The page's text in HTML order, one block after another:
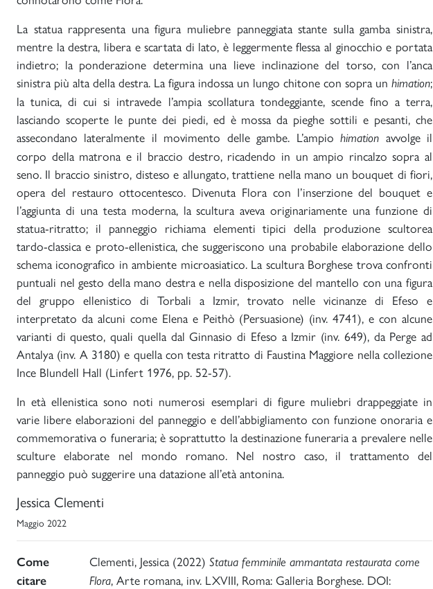
La statua rappresenta una figura muliebre panneggiata stante sulla gamba sinistra,
mentre la destra, libera e scartata di lato, è leggermente flessa al ginocchio e portata
indietro; la ponderazione determina una lieve inclinazione del torso, con l’anca
sinistra più alta della destra. La figura indossa un lungo chitone con sopra un himation;
la tunica, di cui si intravede l’ampia scollatura tondeggiante, scende fino a terra,
lasciando scoperte le punte dei piedi, ed è mossa da pieghe sottili e pesanti, che
assecondano lateralmente il movimento delle gambe. L’ampiohimation avvolge il
corpo della matrona e il braccio destro, ricadendo in un ampio rincalzo sopra al
seno. Il braccio sinistro, disteso e allungato, trattiene nella mano un bouquet di fiori,
opera del restauro ottocentesco. Divenuta Flora con l’inserzione del bouquet e
l’aggiunta di una testa moderna, la scultura aveva originariamente una funzione di
statua-ritratto; il panneggio richiama elementi tipici della produzione scultorea
tardo-classica e proto-ellenistica, che suggeriscono una probabile elaborazione dello
schema iconografico in ambiente microasiatico. La scultura Borghese trova confronti
puntuali nel gesto della mano destra e nella disposizione del mantello con una figura
del gruppo ellenistico di Torbali a Izmir, trovato nelle vicinanze di Efeso e
interpretato da alcuni come Elena e Peithò (Persuasione) (inv. 4741), e con alcune
varianti di questo, quali quella dal Ginnasio di Efeso a Izmir (inv. 649), da Perge ad
Antalya (inv. A 3180) e quella con testa ritratto di Faustina Maggiore nella collezione
Ince Blundell Hall (Linfert 1976, pp. 52-57).
In età ellenistica sono noti numerosi esemplari di figure muliebri drappeggiate in
varie libere elaborazioni del panneggio e dell’abbigliamento con funzione onoraria e
commemorativa o funeraria; è soprattutto la destinazione funeraria a prevalere nelle
sculture elaborate nel mondo romano. Nel nostro caso, il trattamento del
panneggio può suggerire una datazione all’età antonina.
Jessica Clementi
Maggio 2022
Come
citare
Clementi, Jessica (2022) Statua femminile ammantata restaurata come
Flora, Arte romana, inv. LXVIII, Roma: Galleria Borghese. DOI: